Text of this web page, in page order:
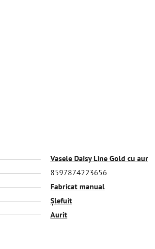
Vasele Daisy Line Gold cu aur
8597874223656
Fabricat manual
Șlefuit
Aurit